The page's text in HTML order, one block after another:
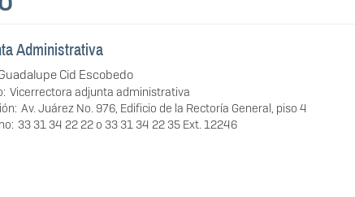
Administrativa
Cid Escobedo
Vicerrectora adjunta administrativa
Av. Juárez No. 976, Edificio de la Rectoría General, piso 4
33 31 34 22 22 o 33 31 34 22 35 Ext. 12246